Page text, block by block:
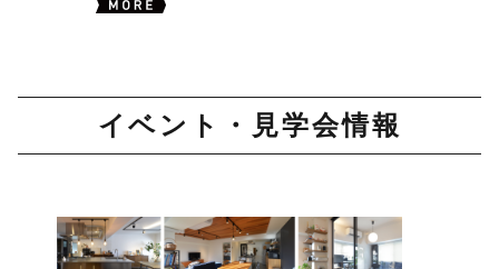
イベント・見学会情報